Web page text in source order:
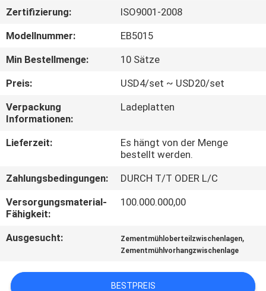
FABRIK-
AUSFLUG
QUALITÄTSKONTROLLE
TRETEN
MIT
UNS
IN
VERBINDUNG
NACHRICHTEN
Zertifizierung:
ISO9001-2008
Modellnummer:
EB5015
Min Bestellmenge:
10 Sätze
Preis:
USD4/set ~ USD20/set
Verpackung
Informationen:
Ladeplatten
Lieferzeit:
Es hängt von der Menge
bestellt werden.
Zahlungsbedingungen:
DURCH T/T ODER L/C
Versorgungsmaterial-
Fähigkeit:
100.000.000,00
Ausgesucht: Zementmühloberteilzwischenlagen,
Zementmühlvorhangzwischenlage
BESTPREIS